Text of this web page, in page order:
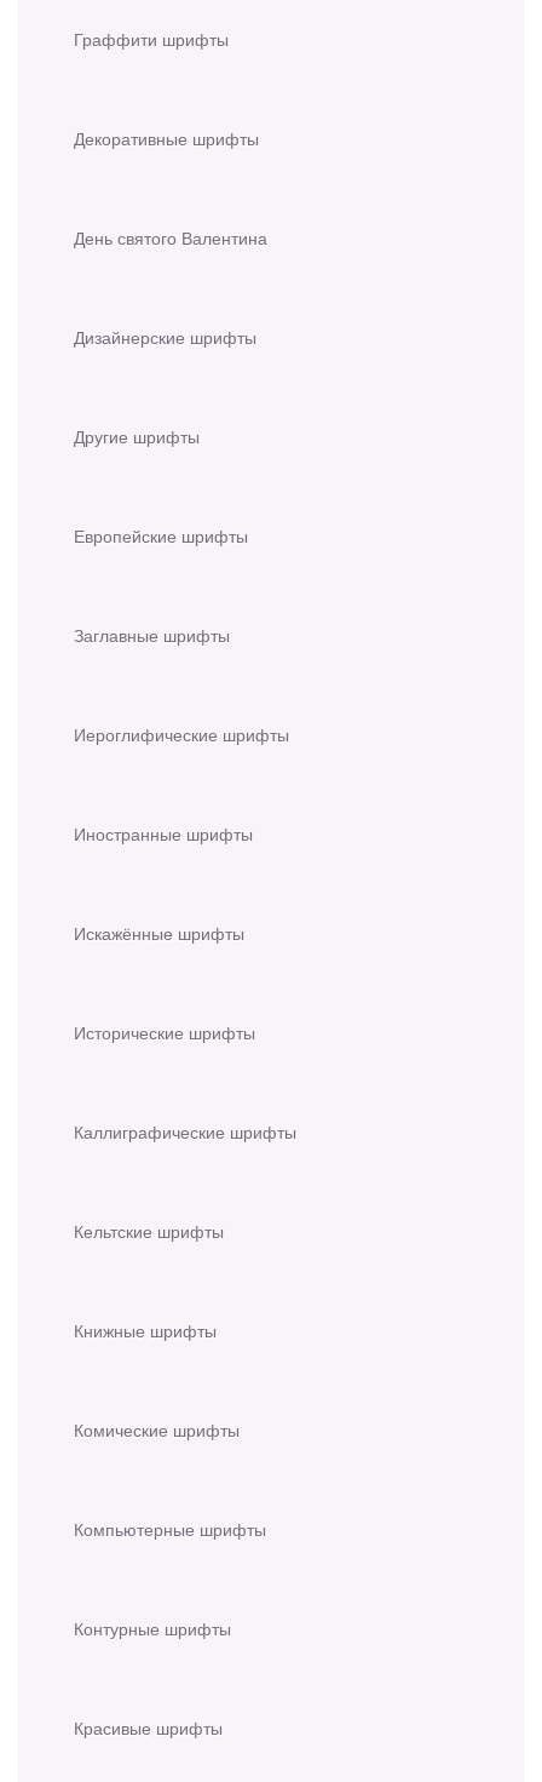
Граффити шрифты
Декоративные шрифты
День святого Валентина
Дизайнерские шрифты
Другие шрифты
Европейские шрифты
Заглавные шрифты
Иероглифические шрифты
Иностранные шрифты
Искажённые шрифты
Исторические шрифты
Каллиграфические шрифты
Кельтские шрифты
Книжные шрифты
Комические шрифты
Компьютерные шрифты
Контурные шрифты
Красивые шрифты